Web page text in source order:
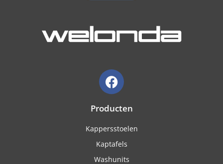
Producten
Kappersstoelen
Kaptafels
Washunits